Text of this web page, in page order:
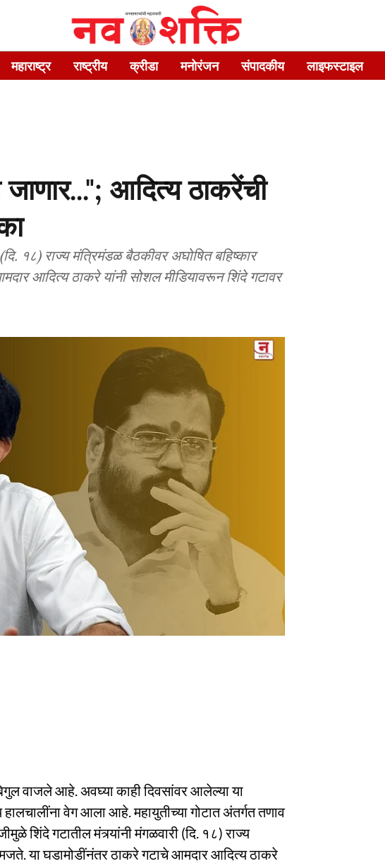
महाराष्ट्र राष्ट्रीय क्रीडा मनोरंजन संपादकीय लाइफस्टाइल
आदित्य ठाकरेंची
१८) राज्य मंत्रिमंडळ बैठकीवर अघोषित बहिष्कार
आदित्य ठाकरे यांनी सोशल मीडियावरून शिंदे गटावर
वाजले आहे. अवघ्या काही दिवसांवर आलेल्या या
वेग आला आहे. महायुतीच्या गोटात अंतर्गत तणाव
शिंदे गटातील मंत्र्यांनी मंगळवारी (दि. १८) राज्य
या घडामोडींनंतर ठाकरे गटाचे आमदार आदित्य ठाकरे